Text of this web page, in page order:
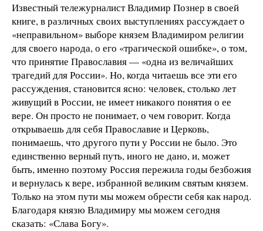
Известный тележурналист Владимир Познер в своей
книге, в различных своих выступлениях рассуждает о
«неправильном» выборе князем Владимиром религии
для своего народа, о его «трагической ошибке», о том,
что принятие Православия — «одна из величайших
трагедий для России». Но, когда читаешь все эти его
рассуждения, становится ясно: человек, столько лет
живущий в России, не имеет никакого понятия о ее
вере. Он просто не понимает, о чем говорит. Когда
открываешь для себя Православие и Церковь,
понимаешь, что другого пути у России не было. Это
единственно верный путь, иного не дано, и, может
быть, именно поэтому Россия пережила годы безбожия
и вернулась к вере, избранной великим святым князем.
Только на этом пути мы можем обрести себя как народ.
Благодаря князю Владимиру мы можем сегодня
сказать: «Слава Богу».